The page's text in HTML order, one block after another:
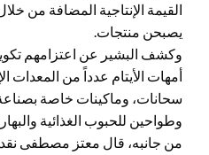
القيمة الإنتاجية المضافة من
يصبحن منتجات.
وكشف البشير عن اعتزامهم
أمهات الأيتام عدداً من المعدات
سحانات، وماكينات خاصة
وطواحين للحبوب الغذائية
من جانبه، قال معتز مصطفى